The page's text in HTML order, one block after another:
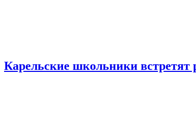
Карельские школьники встретят